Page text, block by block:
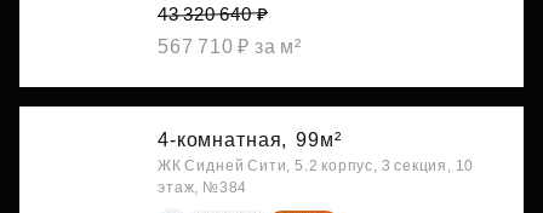
43 320 640 ₽
567 710 ₽ за м²
4-комнатная, 99м²
ЖК Сидней Сити, 5.2 корпус, 3 секция, 10
этаж, №384